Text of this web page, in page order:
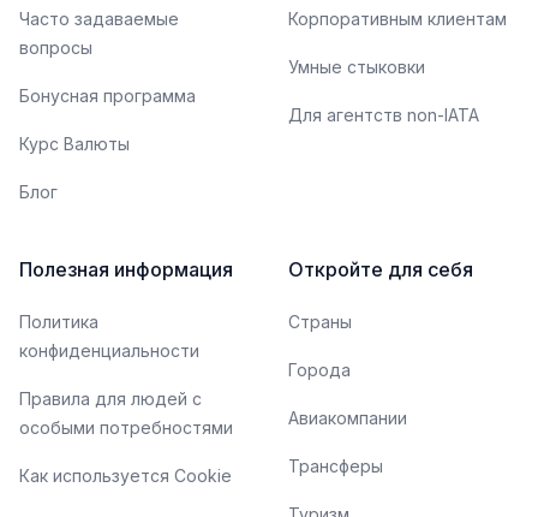
Часто задаваемые
вопросы
Бонусная программа
Курс Валюты
Блог
Корпоративным клиентам
Умные стыковки
Для агентств non-IATA
Полезная информация
Политика
конфиденциальности
Правила для людей с
особыми потребностями
Как используется Cookie
Откройте для себя
Страны
Города
Авиакомпании
Трансферы